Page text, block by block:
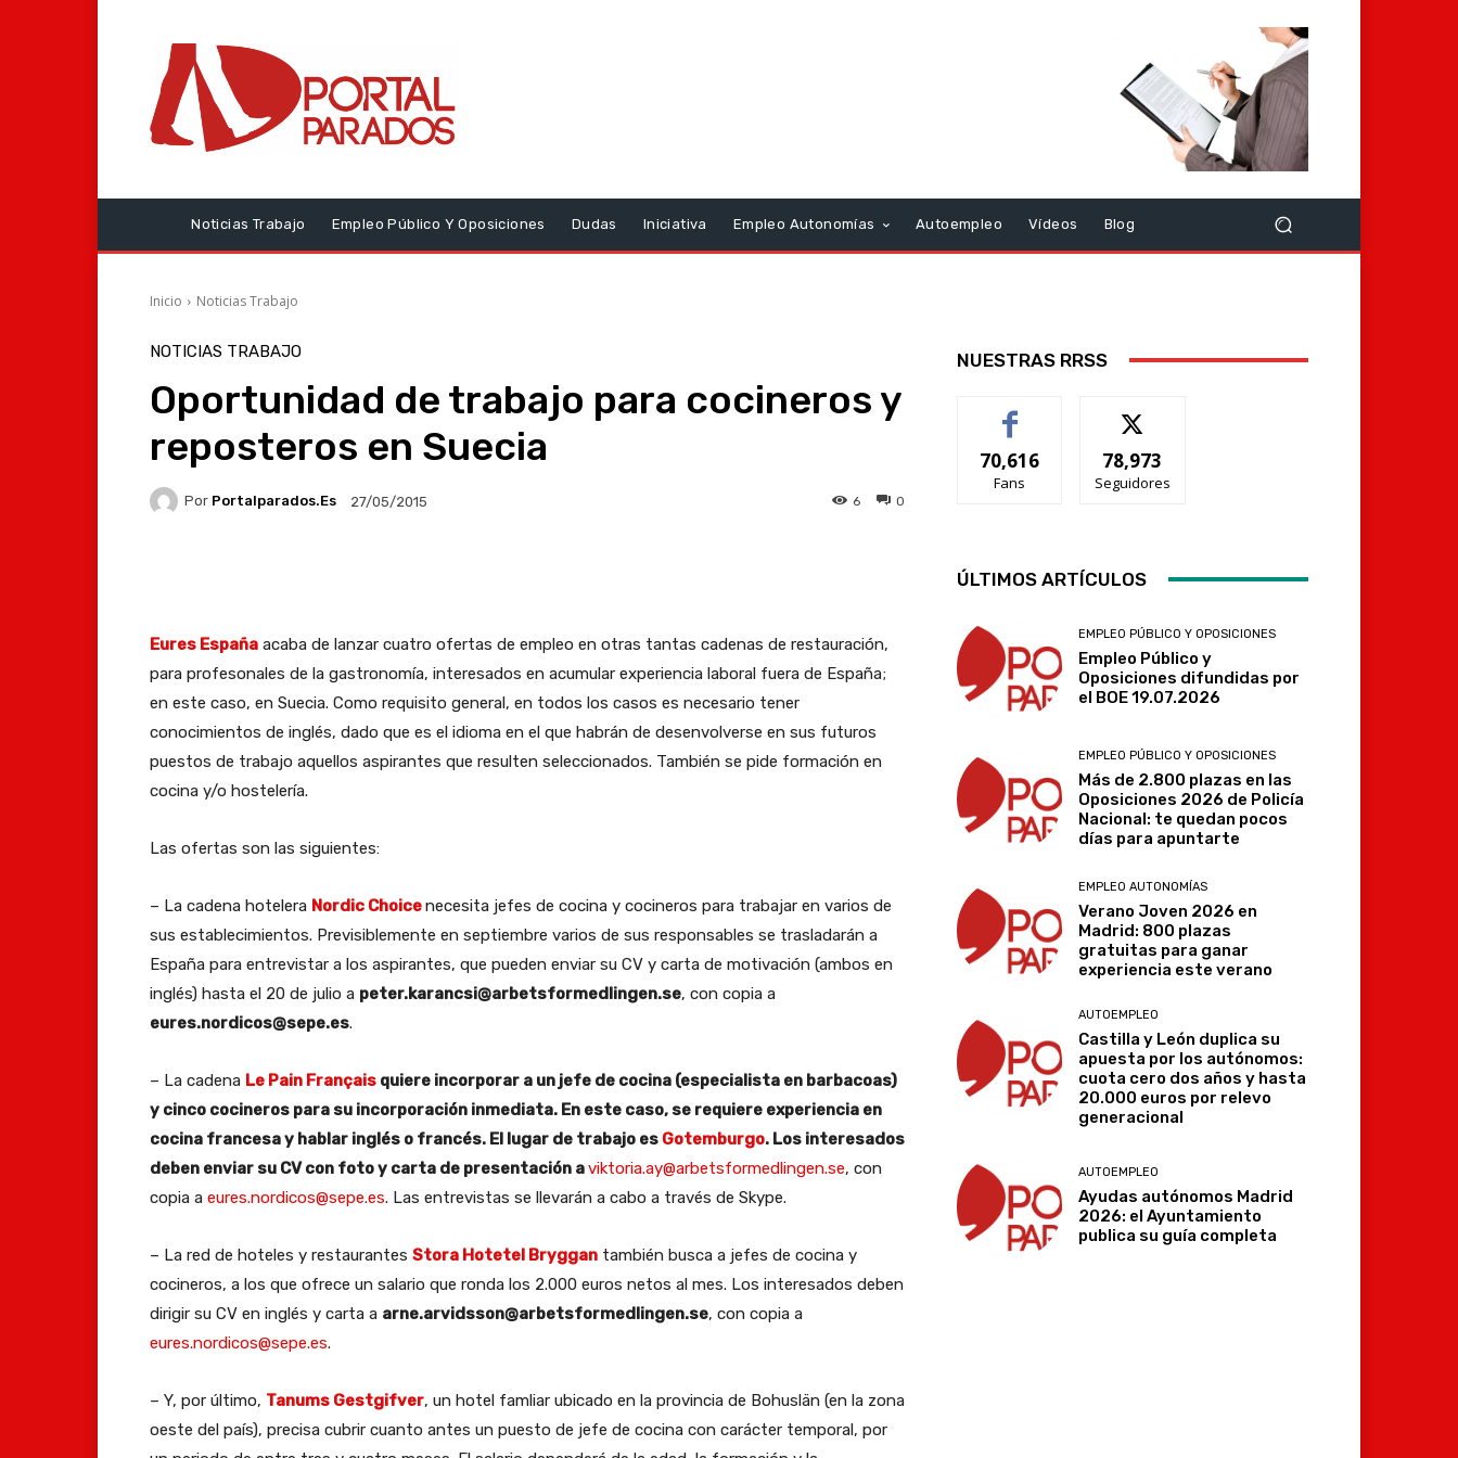
Noticias Trabajo Empleo Público Y Oposiciones Dudas Iniciativa Empleo Autonomías Autoempleo Vídeos Blog
Inicio Noticias Trabajo
NOTICIAS TRABAJO
Oportunidad de trabajo para cocineros y
reposteros en Suecia
Por Portalparados.es 27/05/2015 0
6
Telegram
Eures España acaba de lanzar cuatro ofertas de empleo en otras tantas cadenas de restauración,
para profesonales de la gastronomía, interesados en acumular experiencia laboral fuera de España;
en este caso, en Suecia. Como requisito general, en todos los casos es necesario tener
conocimientos de inglés, dado que es el idioma en el que habrán de desenvolverse en sus futuros
puestos de trabajo aquellos aspirantes que resulten seleccionados. También se pide formación en
cocina y/o hostelería.
Las ofertas son las siguientes:
– La cadena hotelera Nordic Choicenecesita jefes de cocina y cocineros para trabajar en varios de
sus establecimientos. Previsiblemente en septiembre varios de sus responsables se trasladarán a
España para entrevistar a los aspirantes, que pueden enviar su CV y carta de motivación (ambos en
inglés) hasta el 20 de julio a peter.karancsi@arbetsformedlingen.se, con copia a
eures.nordicos@sepe.es.
– La cadena Le Pain Français quiere incorporar a un jefe de cocina (especialista en barbacoas)
y cinco cocineros para su incorporación inmediata. En este caso, se requiere experiencia en
cocina francesa y hablar inglés o francés. El lugar de trabajo es Gotemburgo. Los interesados
deben enviar su CV con foto y carta de presentación aviktoria.ay@arbetsformedlingen.se, con
copia a eures.nordicos@sepe.es. Las entrevistas se llevarán a cabo a través de Skype.
– La red de hoteles y restaurantes Stora Hotetel Bryggan también busca a jefes de cocina y
cocineros, a los que ofrece un salario que ronda los 2.000 euros netos al mes. Los interesados deben
dirigir su CV en inglés y carta a arne.arvidsson@arbetsformedlingen.se, con copia a
eures.nordicos@sepe.es.
– Y, por último, Tanums Gestgifver, un hotel famliar ubicado en la provincia de Bohuslän (en la zona
oeste del país), precisa cubrir cuanto antes un puesto de jefe de cocina con carácter temporal, por
NUESTRAS RRSS
70,616
Fans
78,973
Seguidores
ÚLTIMOS ARTÍCULOS
EMPLEO PÚBLICO Y OPOSICIONES
Empleo Público y
Oposiciones difundidas por
el BOE 19.07.2026
EMPLEO PÚBLICO Y OPOSICIONES
Más de 2.800 plazas en las
Oposiciones 2026 de Policía
Nacional: te quedan pocos
días para apuntarte
EMPLEO AUTONOMÍAS
Verano Joven 2026 en
Madrid: 800 plazas
gratuitas para ganar
experiencia este verano
AUTOEMPLEO
Castilla y León duplica su
apuesta por los autónomos:
cuota cero dos años y hasta
20.000 euros por relevo
generacional
AUTOEMPLEO
Ayudas autónomos Madrid
2026: el Ayuntamiento
publica su guía completa